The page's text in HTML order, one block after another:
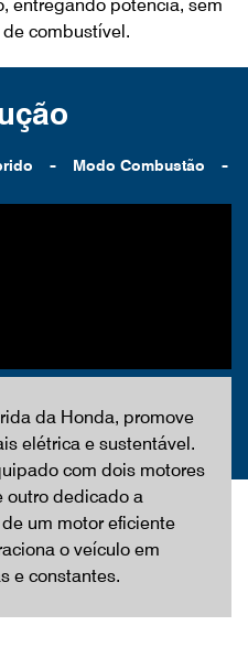
entregando potência, sem
combustível.
- Modo Combustão -
da Honda, promove
elétrica e sustentável.
com dois motores
outro dedicado a
um motor eficiente
o veículo em
e constantes.